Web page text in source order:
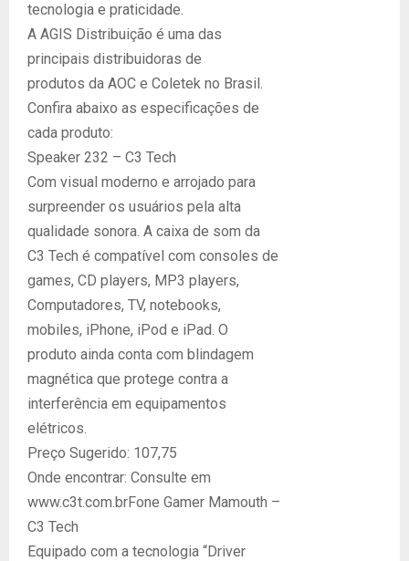
tecnologia e praticidade.
A AGIS Distribuição é uma das
principais distribuidoras de
produtos da AOC e Coletek no Brasil.
Confira abaixo as especificações de
cada produto:
Speaker 232 – C3 Tech
Com visual moderno e arrojado para
surpreender os usuários pela alta
qualidade sonora. A caixa de som da
C3 Tech é compatível com consoles de
games, CD players, MP3 players,
Computadores, TV, notebooks,
mobiles, iPhone, iPod e iPad. O
produto ainda conta com blindagem
magnética que protege contra a
interferência em equipamentos
elétricos.
Preço Sugerido: 107,75
Onde encontrar: Consulte em
www.c3t.com.brFone Gamer Mamouth –
C3 Tech
Equipado com a tecnologia “Driver